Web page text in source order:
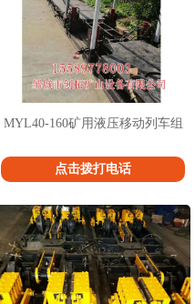
MYL40-160矿用液压移动列车组
点击拨打电话